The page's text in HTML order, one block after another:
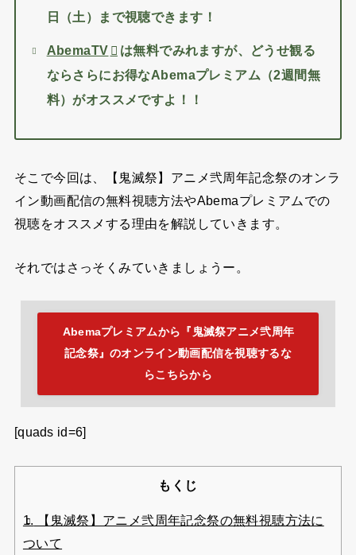
日（土）まで視聴できます！
AbemaTV
は無料でみれますが、どうせ観る
ならさらにお得なAbemaプレミアム（2週間無
料）がオススメですよ！！
そこで今回は、【鬼滅祭】アニメ弐周年記念祭のオンラ
イン動画配信の無料視聴方法やAbemaプレミアムでの
視聴をオススメする理由を解説していきます。
それではさっそくみていきましょうー。
Abemaプレミアムから『鬼滅祭アニメ弐周年
記念祭』のオンライン動画配信を視聴するな
らこちらから
[quads id=6]
もくじ
1.
【鬼滅祭】アニメ弐周年記念祭の無料視聴方法に
ついて